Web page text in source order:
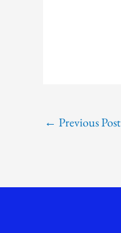
← Previous Post